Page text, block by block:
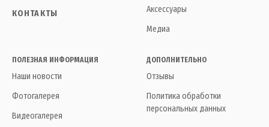
КОНТАКТЫ
Аксессуары
Медиа
ПОЛЕЗНАЯ ИНФОРМАЦИЯ
Наши новости
Фотогалерея
Видеогалерея
ДОПОЛНИТЕЛЬНО
Отзывы
Политика обработки
персональных данных